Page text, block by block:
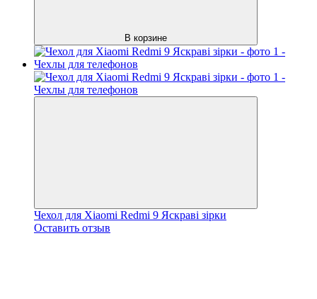
В корзине
Чехол для Xiaomi Redmi 9 Яскраві зірки
Оставить отзыв